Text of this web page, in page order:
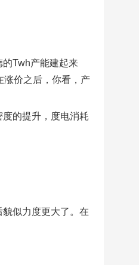
Twh产能建起来
涨价之后，你看，产
的提升，度电消耗
似力度更大了。在